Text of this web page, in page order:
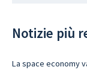
Notizie più
La space economy